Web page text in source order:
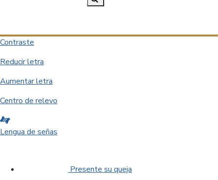
Contraste
Reducir letra
Aumentar letra
Centro de relevo
Lengua de señas
Presente su queja